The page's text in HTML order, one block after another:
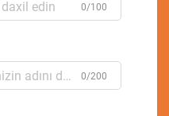
0/100
0/200